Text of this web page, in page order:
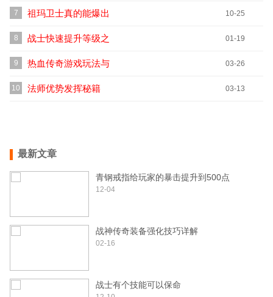
心得
7 祖玛卫士真的能爆出
裁决吗？
10-25
8 战士快速提升等级之
初练篇
01-19
9 热血传奇游戏玩法与
赚钱成家攻略
03-26
10 法师优势发挥秘籍 03-13
最新文章
青钢戒指给玩家的暴击提升到500点
12-04
战神传奇装备强化技巧详解
02-16
战士有个技能可以保命